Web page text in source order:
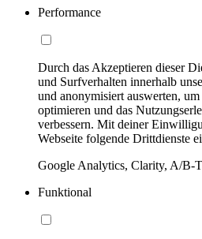
Performance
Durch das Akzeptieren dieser
und Surfverhalten innerhalb
und anonymisiert auswerten, um
optimieren und das
verbessern. Mit deiner
Webseite folgende Drittdienste
Google Analytics, Clarity, A/B-
Funktional